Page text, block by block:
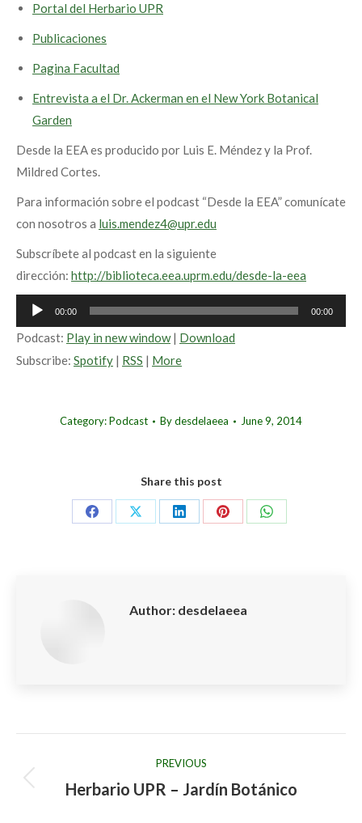
Portal del Herbario UPR
Publicaciones
Pagina Facultad
Entrevista a el Dr. Ackerman en el New York Botanical
Garden
Desde la EEA es producido por Luis E. Méndez y la Prof.
Mildred Cortes.
Para información sobre el podcast “Desde la EEA” comunícate
con nosotros a luis.mendez4@upr.edu
Subscríbete al podcast en la siguiente
dirección: http://biblioteca.eea.uprm.edu/desde-la-eea
Audio
Player
00:00 00:00
Podcast: Play in new window| Download
Subscribe: Spotify | RSS | More
Category:Podcast Bydesdelaeea June 9, 2014
Share this post
Share
Share
Share
Share
Share
Author: desdelaeea
navigation
PREVIOUS
Previous
Herbario UPR – Jardín Botánico